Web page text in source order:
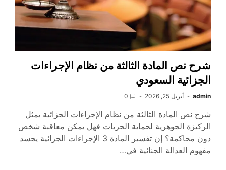
شرح نص المادة الثالثة من نظام الإجراءات
الجزائية السعودي
admin أبريل 25, 2026 0
شرح نص المادة الثالثة من نظام الإجراءات الجزائية يمثل
الركيزة الجوهرية لحماية الحريات فهل يمكن معاقبة شخص
دون محاكمة؟ إن تفسير المادة 3 الإجراءات الجزائية يجسد
مفهوم العدالة الجنائية في…